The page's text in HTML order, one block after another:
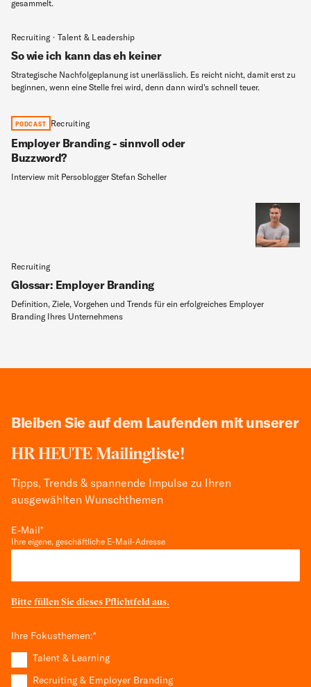
Recruiting · Talent & Leadership
So wie ich kann das eh keiner
Strategische Nachfolgeplanung ist unerlässlich. Es reicht nicht, damit erst zu
beginnen, wenn eine Stelle frei wird, denn dann wird's schnell teuer.
gesammelt.
PODCAST Recruiting
Employer Branding - sinnvoll oder
Buzzword?
Interview mit Persoblogger Stefan Scheller
Recruiting
Glossar: Employer Branding
Definition, Ziele, Vorgehen und Trends für ein erfolgreiches Employer
Branding Ihres Unternehmens
Bleiben Sie auf dem Laufenden mit unserer
HR HEUTE Mailingliste!
Tipps, Trends & spannende Impulse zu Ihren
ausgewählten Wunschthemen
E-Mail*
Ihre eigene, geschäftliche E-Mail-Adresse
Bitte füllen Sie dieses Pflichtfeld aus.
Ihre Fokusthemen:*
Talent & Learning
Recruiting & Employer Branding